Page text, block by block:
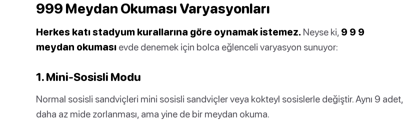
999 Meydan Okuması Varyasyonları
Herkes katı stadyum kurallarına göre oynamak istemez. Neyse ki, 9 9 9
meydan okuması evde denemek için bolca eğlenceli varyasyon sunuyor:
1. Mini-Sosisli Modu
Normal sosisli sandviçleri mini sosisli sandviçler veya kokteyl sosislerle değiştir. Aynı 9 adet,
daha az mide zorlanması, ama yine de bir meydan okuma.